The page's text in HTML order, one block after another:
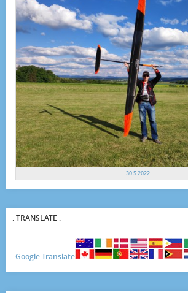
30.5.2022
. TRANSLATE .
Google Translate